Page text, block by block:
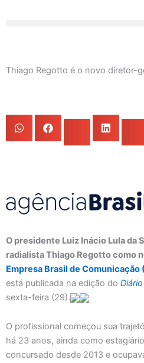
Thiago Regotto é o novo diretor-
O presidente Luiz Inácio Lula da
radialista Thiago Regotto como
Empresa Brasil de Comunicação
está publicada na edição do
sexta-feira (29).
O profissional começou sua
há 23 anos, ainda como
concursado desde 2013 e